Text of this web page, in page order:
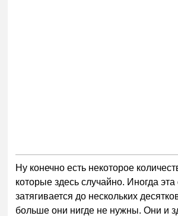
Ну конечно есть некоторое
которые здесь случайно. Иногда эта
затягивается до нескольких
больше они нигде не нужны. Они и